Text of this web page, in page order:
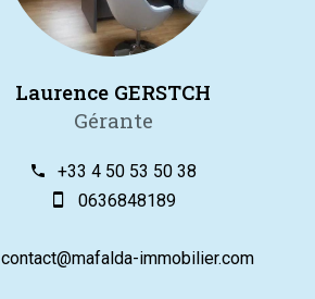
Laurence GERSTCH
Gérante
+33 4 50 53 50 38
0636848189
contact@mafalda-immobilier.com